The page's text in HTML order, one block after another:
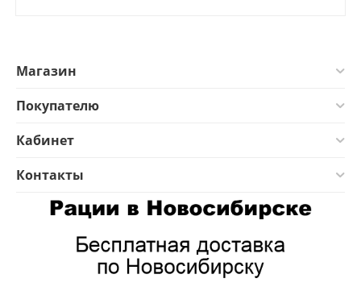
Магазин
Покупателю
Кабинет
Контакты